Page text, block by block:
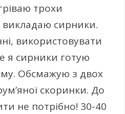
трохи
викладаю сирники.
використовувати
я сирники готую
Обсмажую з двох
скоринки. До
не потрібно! 30-40